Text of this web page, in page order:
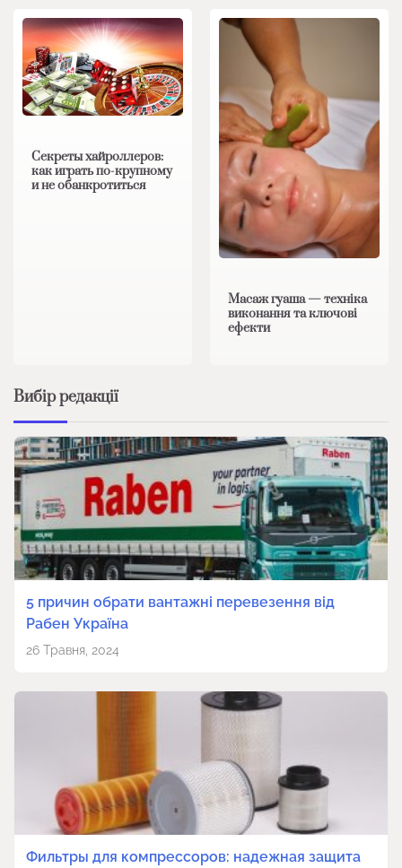
Секреты хайроллеров:
как играть по-крупному
и не обанкротиться
Масаж гуаша — техніка
виконання та ключові
ефекти
Вибір редакції
5 причин обрати вантажні перевезення від
Рабен Україна
26 Травня, 2024
Фильтры для компрессоров: надежная защита